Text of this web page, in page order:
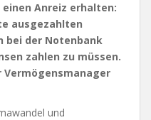
Anreiz erhalten:
ausgezahlten
bei der Notenbank
zahlen zu müssen.
Vermögensmanager
und